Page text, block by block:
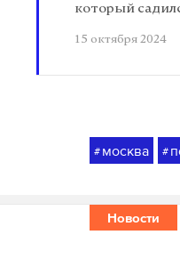
который
15 октября 2024
# москва #
Новости